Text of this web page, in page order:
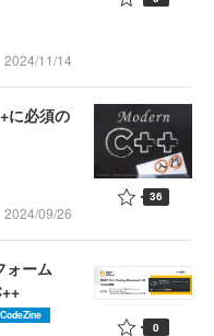
2024/11/14
に必須の
2024/09/26
36
ォーム
CodeZine
0